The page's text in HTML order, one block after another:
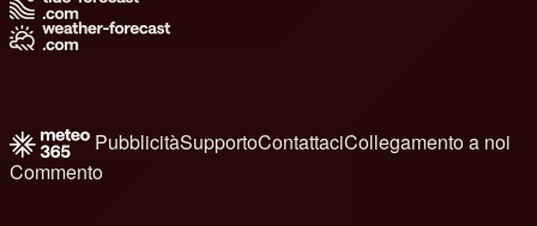
PubblicitàSupportoContattaciCollegamento a noi
Commento